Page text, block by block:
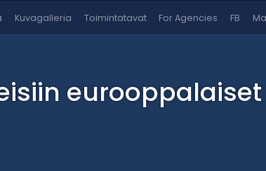
Kuvagalleria Toimintatavat For Agencies FB